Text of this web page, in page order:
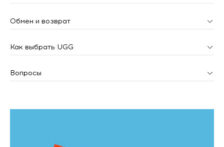
Обмен и возврат
Как выбрать UGG
Вопросы